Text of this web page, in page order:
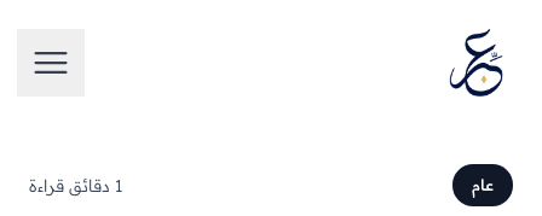
فتح
عام 1 دقائق قراءة